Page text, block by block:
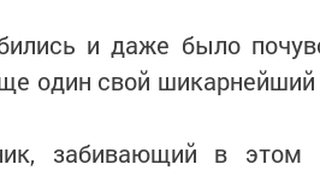
и даже было
один свой шикарнейший
забивающий в этом